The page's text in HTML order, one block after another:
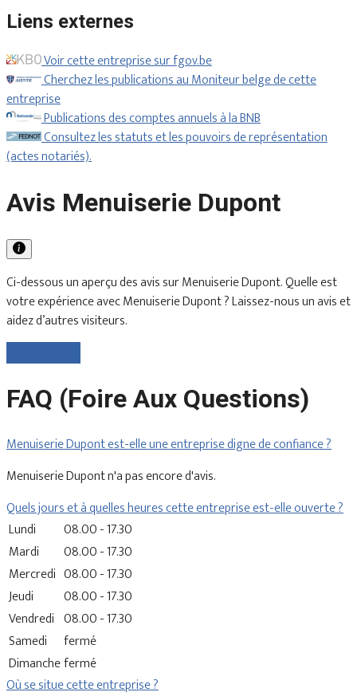
Liens externes
Voir cette entreprise sur fgov.be
Cherchez les publications au Moniteur belge de cette
entreprise
Publications des comptes annuels à la BNB
Consultez les statuts et les pouvoirs de représentation
(actes notariés).
Avis Menuiserie Dupont
Ci-dessous un aperçu des avis sur Menuiserie Dupont. Quelle est
votre expérience avec Menuiserie Dupont ? Laissez-nous un avis et
aidez d’autres visiteurs.
FAQ (Foire Aux Questions)
Menuiserie Dupont est-elle une entreprise digne de confiance ?
Menuiserie Dupont n'a pas encore d'avis.
Quels jours et à quelles heures cette entreprise est-elle ouverte ?
Lundi
08.00 - 17.30
Mardi
08.00 - 17.30
Mercredi 08.00 - 17.30
Jeudi
08.00 - 17.30
Vendredi 08.00 - 17.30
Samedi
fermé
Dimanchefermé
Où se situe cette entreprise ?